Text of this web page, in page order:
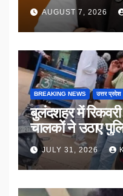
AUGUST 7, 2026
BREAKING NEWS उत्तर प्रदेश
बुलंदशहर में रिकवरी एजेंटों
चालकों ने उठाए
JULY 31, 2026